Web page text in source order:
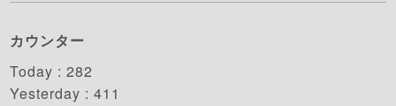
カウンター
Today :282
Yesterday :411